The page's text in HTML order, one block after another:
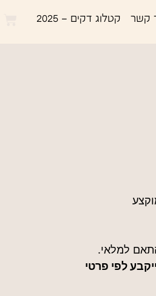
קשר קטלוג דקים – 2025
למלאי.
לפי פרטי